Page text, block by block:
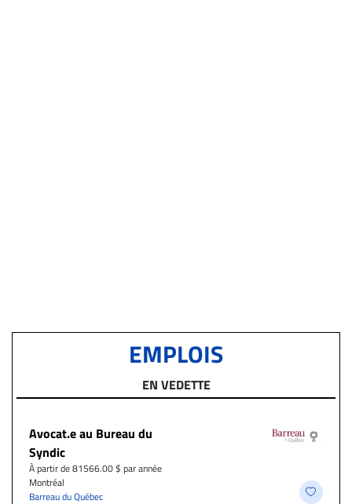
EMPLOIS
EN VEDETTE
Avocat.e au Bureau du
Syndic
À partir de 81566.00 $ par année
Montréal
Barreau du Québec